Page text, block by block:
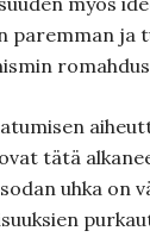
paremman ja
tätä
uhka on